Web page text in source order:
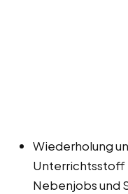
Wiederholung
Unterrichtsstoff
Nebenjobs und